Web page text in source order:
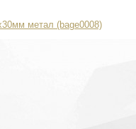
метал (bage0008)